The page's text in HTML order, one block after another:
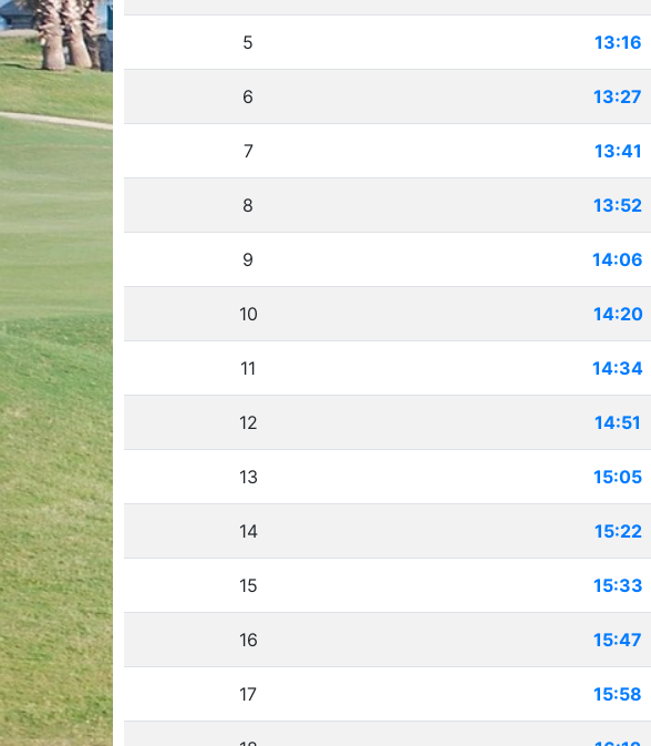
5 13:16
6 13:27
7 13:41
8 13:52
9 14:06
10 14:20
11 14:34
12 14:51
13 15:05
14 15:22
15 15:33
16 15:47
17 15:58